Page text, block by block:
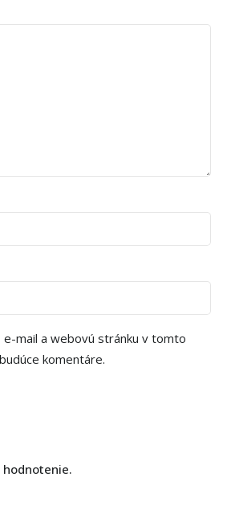
e-mail a webovú stránku v tomto
komentáre.